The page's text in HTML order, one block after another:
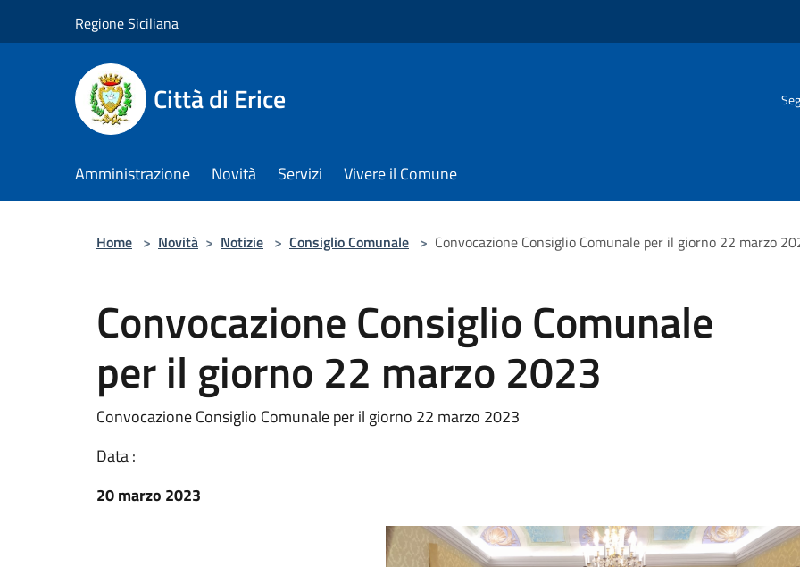
Regione Siciliana
Città di Erice
Amministrazione Novità Servizi Vivere il Comune
Home > Novità > Notizie > Consiglio Comunale > Convocazione Consiglio Comunale per il giorno 22 marzo
Convocazione Consiglio Comunale
per il giorno 22 marzo 2023
Convocazione Consiglio Comunale per il giorno 22 marzo 2023
Data :
20 marzo 2023